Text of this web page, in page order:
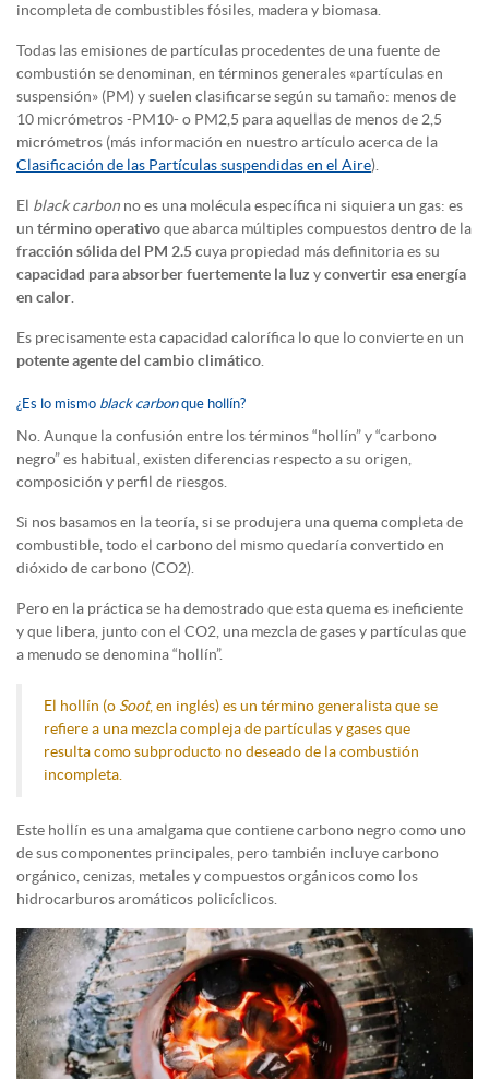
incompleta de combustibles fósiles, madera y biomasa.
Todas las emisiones de partículas procedentes de una fuente de
combustión se denominan, en términos generales «partículas en
suspensión» (PM) y suelen clasificarse según su tamaño: menos de
10 micrómetros -PM10- o PM2,5 para aquellas de menos de 2,5
micrómetros (más información en nuestro artículo acerca de la
Clasificación de las Partículas suspendidas en el Aire).
El black carbon no es una molécula específica ni siquiera un gas: es
un término operativoque abarca múltiples compuestos dentro de la
fracción sólida del PM 2.5cuya propiedad más definitoria es su
capacidad para absorber fuertemente la luz yconvertir esa energía
en calor
Es precisamente esta capacidad calorífica lo que lo convierte en un
potente agente del cambio climático
¿Es lo mismo black carbonque hollín?
No. Aunque la confusión entre los términos “hollín” y “carbono
negro” es habitual, existen diferencias respecto a su origen,
composición y perfil de riesgos.
Si nos basamos en la teoría, si se produjera una quema completa de
combustible, todo el carbono del mismo quedaría convertido en
dióxido de carbono (CO2).
Pero en la práctica se ha demostrado que esta quema es ineficiente
y que libera, junto con el CO2, una mezcla de gases y partículas que
a menudo se denomina “hollín”.
El hollín (o Soot, en inglés) es un término generalista que se
refiere a una mezcla compleja de partículas y gases que
resulta como subproducto no deseado de la combustión
incompleta.
Este hollín es una amalgama que contiene carbono negro como uno
de sus componentes principales, pero también incluye carbono
orgánico, cenizas, metales y compuestos orgánicos como los
hidrocarburos aromáticos policíclicos.